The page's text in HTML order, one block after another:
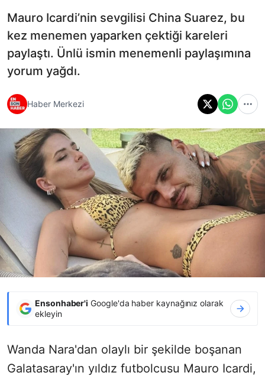
Mauro Icardi’nin sevgilisi China Suarez, bu
kez menemen yaparken çektiği kareleri
paylaştı. Ünlü ismin menemenli paylaşımına
yorum yağdı.
Haber Merkezi
Ensonhaber'i Google'da haber kaynağınız olarak
ekleyin
Wanda Nara'dan olaylı bir şekilde boşanan
Galatasaray'ın yıldız futbolcusu Mauro Icardi,